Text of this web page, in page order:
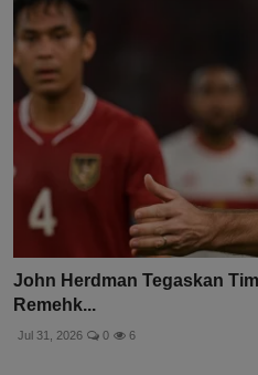
John Herdman Tegaskan
Remehk...
Jul 31, 2026 0 6